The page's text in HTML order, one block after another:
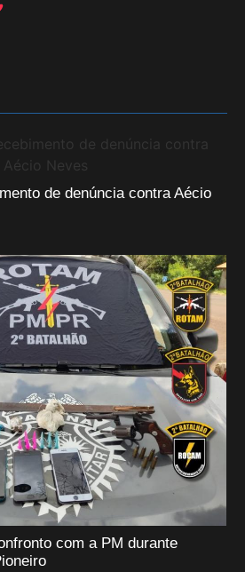
de denúncia contra Aécio
com a PM durante